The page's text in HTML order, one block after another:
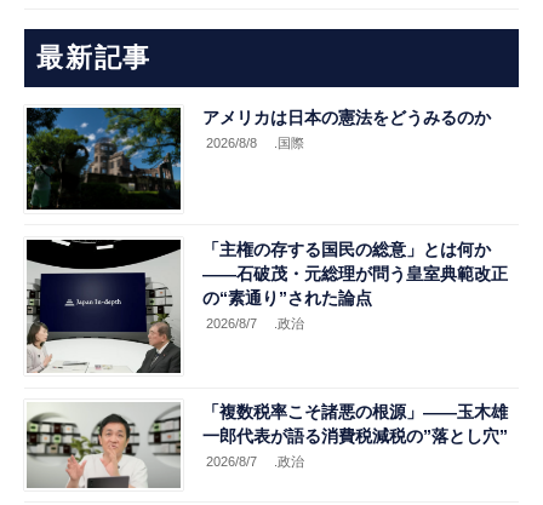
最新記事
アメリカは日本の憲法をどうみるのか
2026/8/8 .国際
「主権の存する国民の総意」とは何か
――石破茂・元総理が問う皇室典範改正
の“素通り”された論点
2026/8/7 .政治
「複数税率こそ諸悪の根源」――玉木雄
一郎代表が語る消費税減税の”落とし穴”
2026/8/7 .政治